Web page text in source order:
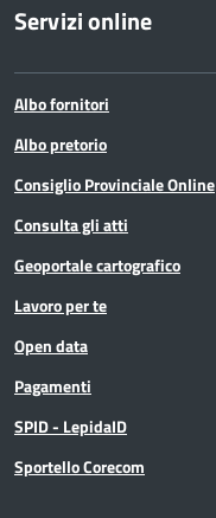
Servizi online
Albo fornitori
Albo pretorio
Consiglio Provinciale Online
Consulta gli atti
Geoportale cartografico
Lavoro per te
Open data
Pagamenti
SPID - LepidaID
Sportello Corecom